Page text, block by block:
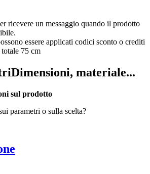
ricevere un messaggio quando il prodotto
essere applicati codici sconto o crediti
75 cm
Dimensioni, materiale...
sul prodotto
parametri o sulla scelta?